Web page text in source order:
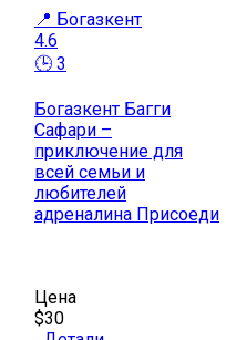
📍 Богазкент
4.6
🕒 3
Богазкент Багги
Сафари –
приключение для
всей семьи и
любителей
адреналина Присоеди
Цена
$30